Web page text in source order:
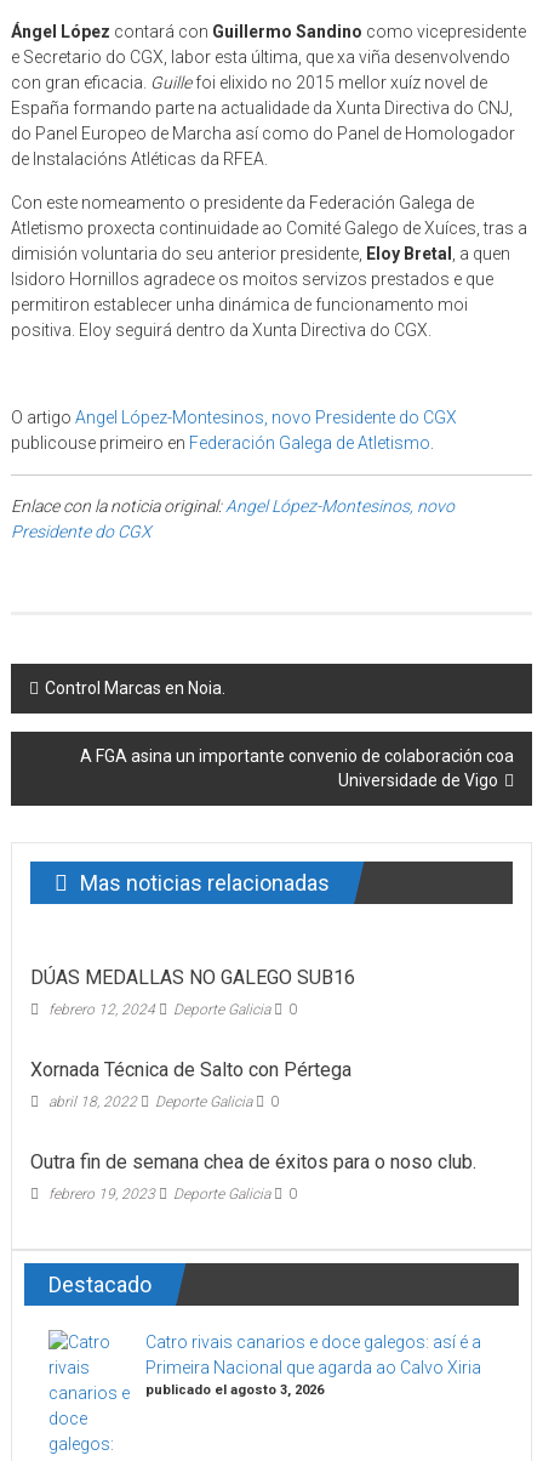
Ángel López contará con Guillermo Sandino como vicepresidente
e Secretario do CGX, labor esta última, que xa viña desenvolvendo
con gran eficacia. Guillefoi elixido no 2015 mellor xuíz novel de
España formando parte na actualidade da Xunta Directiva do CNJ,
do Panel Europeo de Marcha así como do Panel de Homologador
de Instalacións Atléticas da RFEA.
Con este nomeamento o presidente da Federación Galega de
Atletismo proxecta continuidade ao Comité Galego de Xuíces, tras a
dimisión voluntaria do seu anterior presidente, Eloy Bretal , a quen
Isidoro Hornillos agradece os moitos servizos prestados e que
permitiron establecer unha dinámica de funcionamento moi
positiva. Eloy seguirá dentro da Xunta Directiva do CGX.
O artigo Angel López-Montesinos, novo Presidente do CGX
publicouse primeiro en Federación Galega de Atletismo.
Enlace con la noticia original:Angel López-Montesinos, novo
Presidente do CGX
Post navigation
Control Marcas en Noia.
A FGA asina un importante convenio de colaboración coa
Universidade de Vigo
Mas noticias relacionadas
DÚAS MEDALLAS NO GALEGO SUB16
febrero 12, 2024 Deporte Galicia 0
Xornada Técnica de Salto con Pértega
abril 18, 2022 Deporte Galicia 0
Outra fin de semana chea de éxitos para o noso club.
febrero 19, 2023 Deporte Galicia 0
Destacado
Catro rivais canarios e doce galegos: así é a
Primeira Nacional que agarda ao Calvo Xiria
publicado el agosto 3, 2026